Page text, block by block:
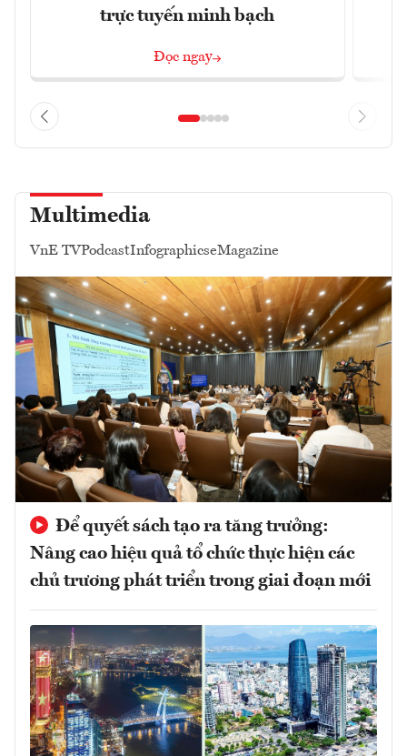
trực tuyến minh bạch
Đọc ngay
Multimedia
VnE TVPodcastInfographicseMagazine
Để quyết sách tạo ra tăng trưởng:
Nâng cao hiệu quả tổ chức thực hiện các
chủ trương phát triển trong giai đoạn mới